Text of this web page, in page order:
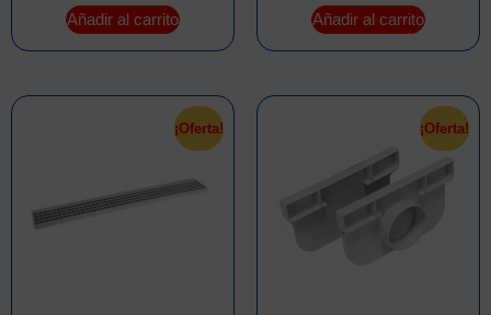
Añadir al carrito Añadir al carrito
¡Oferta! ¡Oferta!